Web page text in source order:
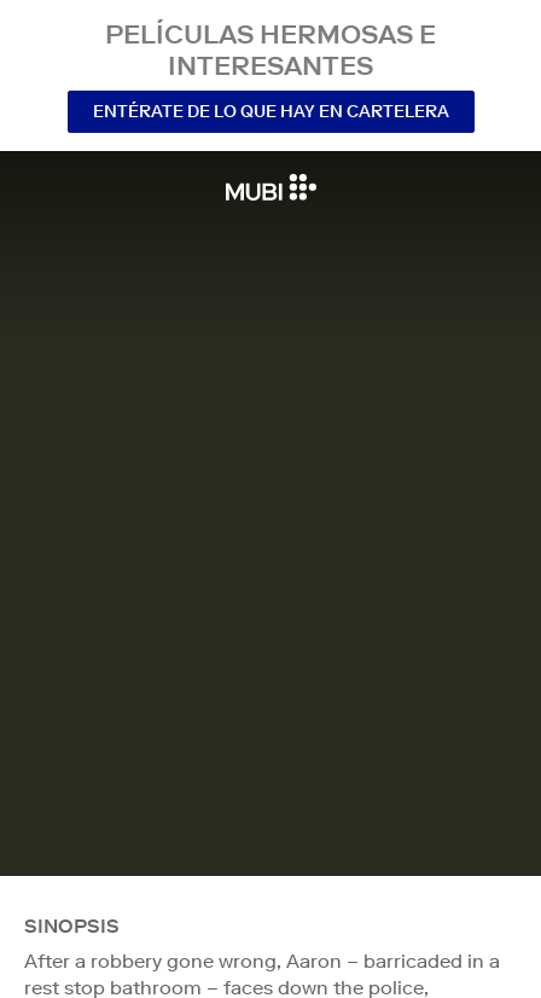
PELÍCULAS HERMOSAS E
INTERESANTES
ENTÉRATE DE LO QUE HAY EN CARTELERA
SINOPSIS
After a robbery gone wrong, Aaron – barricaded in a
rest stop bathroom – faces down the police,